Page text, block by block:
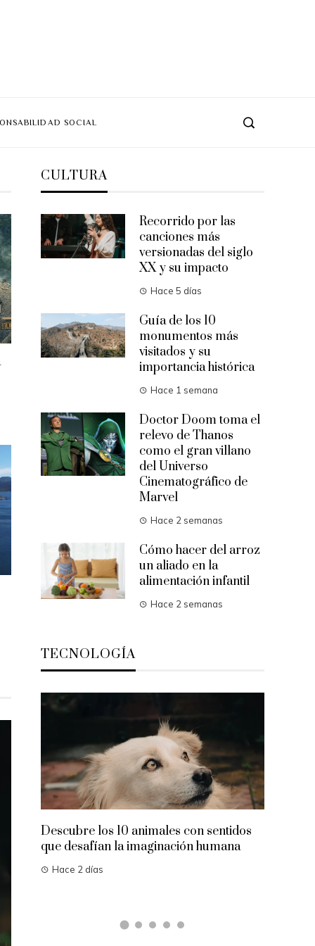
SOCIAL
CULTURA
Recorrido por las
canciones más
versionadas del siglo
XX y su impacto
Hace 5 días
Guía de los 10
monumentos más
visitados y su
importancia histórica
Hace 1 semana
Doctor Doom toma el
relevo de Thanos
como el gran villano
del Universo
Cinematográfico de
Marvel
Hace 2 semanas
Cómo hacer del arroz
un aliado en la
alimentación infantil
Hace 2 semanas
TECNOLOGÍA
los 10 animales con sentidos
la imaginación humana
Alimentos con
reparación de tejidos
colágeno
Hace 4 días